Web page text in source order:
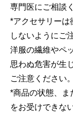
専門医にご相談
*アクセサリーは
しないようにご
洋服の繊維やペ
思わぬ危害が生
ご注意ください。
*商品の状態、ま
をお受けできな